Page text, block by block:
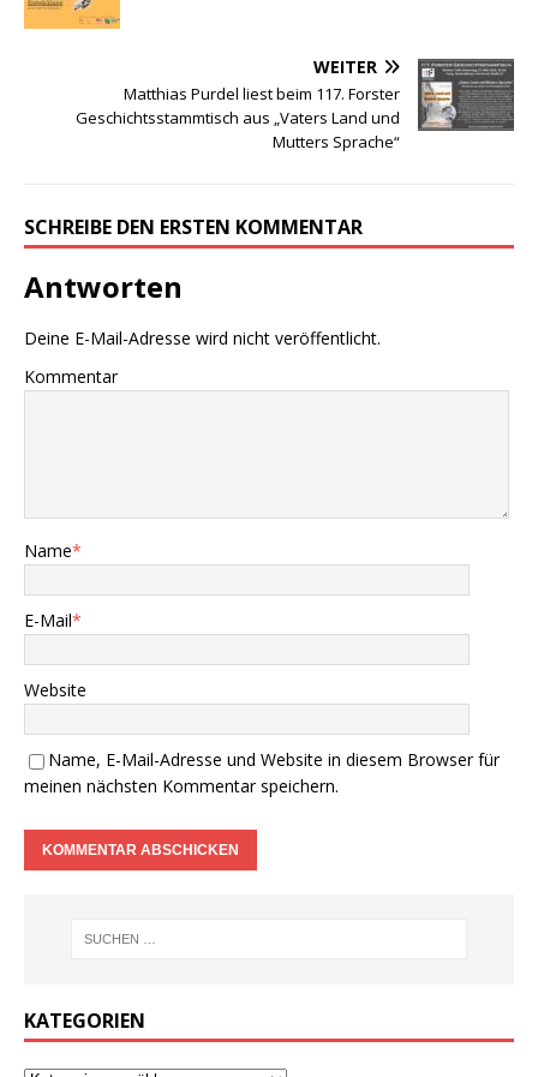
WEITER
Matthias Purdel liest beim 117. Forster
Geschichtsstammtisch aus „Vaters Land und
Mutters Sprache“
SCHREIBE DEN ERSTEN KOMMENTAR
Antworten
Deine E-Mail-Adresse wird nicht veröffentlicht.
Kommentar
Name*
E-Mail*
Website
Name, E-Mail-Adresse und Website in diesem Browser für
meinen nächsten Kommentar speichern.
KATEGORIEN